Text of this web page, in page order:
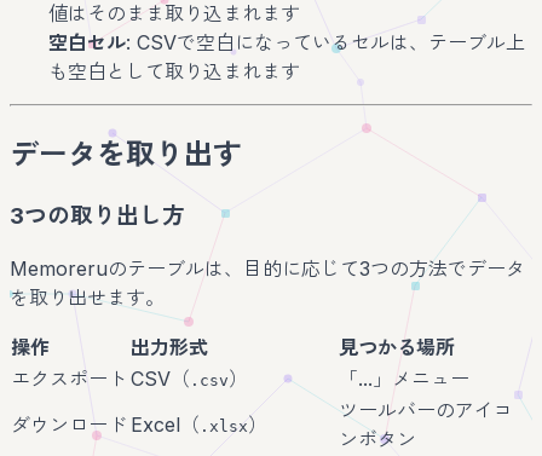
値はそのまま取り込まれます
空白セル: CSVで空白になっているセルは、テーブル上
も空白として取り込まれます
データを取り出す
3つの取り出し方
Memoreruのテーブルは、目的に応じて3つの方法でデータ
を取り出せます。
操作 出力形式
見つかる場所
エクスポート CSV（ .csv）
「...」メニュー
ダウンロード Excel（ .xlsx）
ツールバーのアイコ
ンボタン